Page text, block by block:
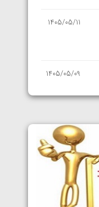
1405/05/11
1405/05/09
1405/05/07
1405/05/06